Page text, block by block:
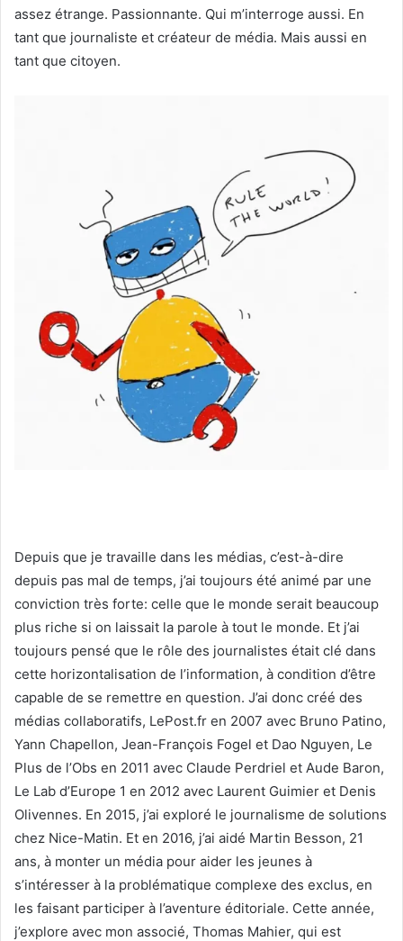
assez étrange. Passionnante. Qui m’interroge aussi. En
tant que journaliste et créateur de média. Mais aussi en
tant que citoyen.
Depuis que je travaille dans les médias, c’est-à-dire
depuis pas mal de temps, j’ai toujours été animé par une
conviction très forte: celle que le monde serait beaucoup
plus riche si on laissait la parole à tout le monde. Et j’ai
toujours pensé que le rôle des journalistes était clé dans
cette horizontalisation de l’information, à condition d’être
capable de se remettre en question. J’ai donc créé des
médias collaboratifs, LePost.fr en 2007 avec Bruno Patino,
Yann Chapellon, Jean-François Fogel et Dao Nguyen, Le
Plus de l’Obs en 2011 avec Claude Perdriel et Aude Baron,
Le Lab d’Europe 1 en 2012 avec Laurent Guimier et Denis
Olivennes. En 2015, j’ai exploré le journalisme de solutions
chez Nice-Matin. Et en 2016, j’ai aidé Martin Besson, 21
ans, à monter un média pour aider les jeunes à
s’intéresser à la problématique complexe des exclus, en
les faisant participer à l’aventure éditoriale. Cette année,
j’explore avec mon associé, Thomas Mahier, qui est